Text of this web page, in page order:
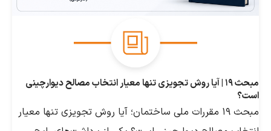
مبحث ۱۹ | آیا روش تجویزی تنها معیار انتخاب مصالح دیوارچینی
مبحث ۱۹ مقررات ملی ساختمان؛ آیا روش تجویزی تنها معیار